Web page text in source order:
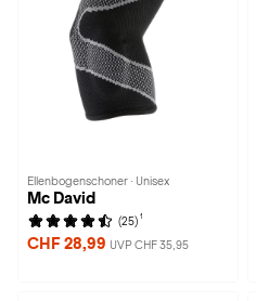
Ellenbogenschoner · Unisex
Mc David
(25) 1
CHF 28,99 UVP CHF 35,95